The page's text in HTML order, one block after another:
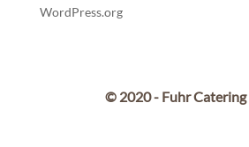
WordPress.org
© 2020 - Fuhr